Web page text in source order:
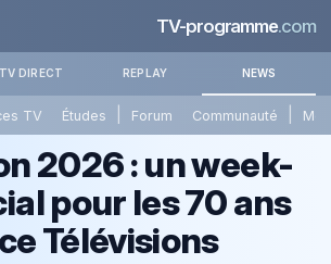
TV-programme.com
TV DIRECT REPLAY NEWS
TV Études Forum Communauté
2026 : un week-
pour les 70 ans
Télévisions